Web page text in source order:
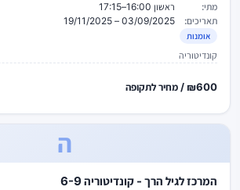
מתי:
ראשון 16:00–17:15
תאריכים:
03/09/2025 – 19/11/2025
אומנות
קונדיטוריה
₪600 / מחיר לתקופה
ה
המרכז לגיל הרך - קונדיטוריה 6-9